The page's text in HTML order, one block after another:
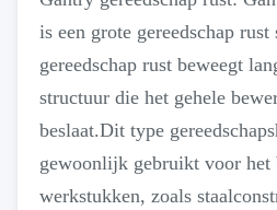
is een grote gereedschap
gereedschap rust beweegt
structuur die het gehele
beslaat.Dit type
gewoonlijk gebruikt voor het
werkstukken, zoals